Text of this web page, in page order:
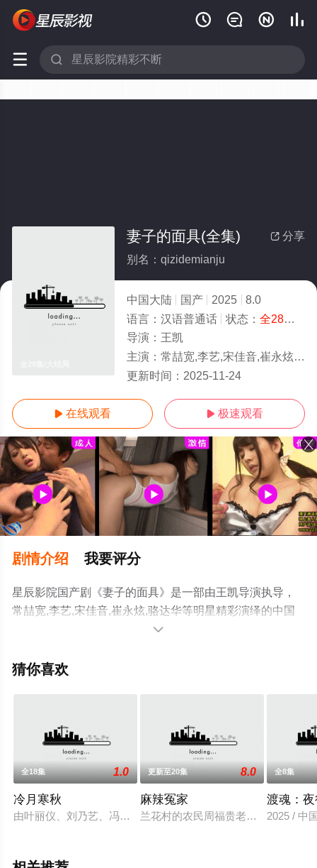
   
 
 分享
妻子的面具(全集)
别名：qizidemianju
中国大陆 国产 2025
8.0
语言： 汉语普通话 状态： 全28集
导演： 王凯
主演： 常喆宽,李艺,宋佳音,崔永炫,骆达华
更新时间： 2025-11-24
 在线观看  极速观看
剧情介绍 我要评分
星辰影院国产剧《妻子的面具》是一部由王凯导演执导，
常喆宽,李艺,宋佳音,崔永炫,骆达华等明星精彩演绎的中国
大陆电视剧，大结局剧情已揭晓（全28集），手机免费观
信息可移步至豆瓣电视剧、电视猫或剧情网等平台了解。

猜你喜欢
全18集 1.0
冷月寒秋
由叶丽仪、刘乃艺、冯浩、魏芳主演的20集电视剧《冷月寒秋
更新至20集 8.0
麻辣冤家
兰花村的农民周福贵老婆死得早，他
全8集
渡魂：
2025 / 中